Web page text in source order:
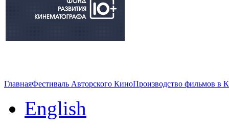
ГлавнаяФестиваль Авторского КиноПроизводство фильмов в
English